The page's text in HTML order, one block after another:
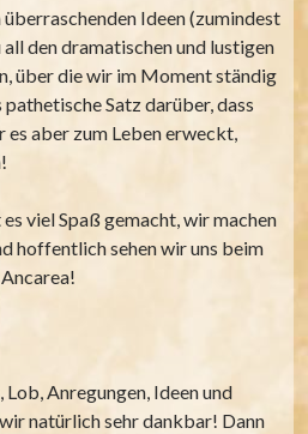
Ideen (zumindest
den dramatischen und lustigen
über die wir im Moment ständig
Satz darüber, dass
es aber zum Leben erweckt,
es viel Spaß gemacht, wir machen
hoffentlich sehen wir uns beim
Lob, Anregungen, Ideen und
natürlich sehr dankbar! Dann